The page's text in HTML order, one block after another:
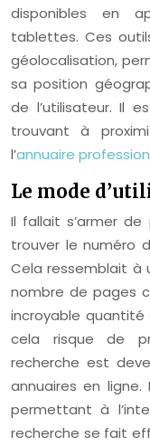
disponibles en
tablettes. Ces
géolocalisation,
sa position
de l’utilisateur. Il
trouvant à
l’annuaire
Le mode
Il fallait s’armer
trouver le numéro
Cela ressemblait à
nombre de pages
incroyable quantité
cela risque de
recherche est
annuaires en
permettant à
recherche se fait